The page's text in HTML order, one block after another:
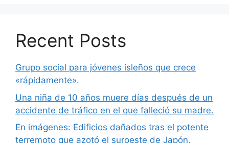
Recent Posts
Grupo social para jóvenes isleños que crece
«rápidamente».
Una niña de 10 años muere días después de un
accidente de tráfico en el que falleció su madre.
En imágenes: Edificios dañados tras el potente
terremoto que azotó el suroeste de Japón.